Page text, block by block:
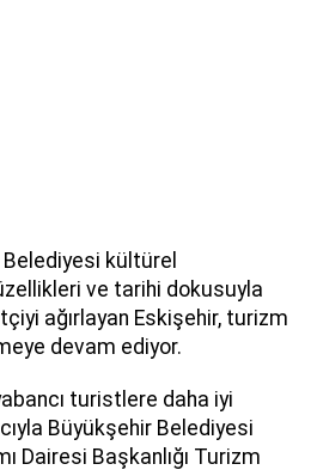
kültürel
ve tarihi dokusuyla
ağırlayan Eskişehir, turizm
devam ediyor.
turistlere daha iyi
Büyükşehir Belediyesi
Dairesi Başkanlığı Turizm